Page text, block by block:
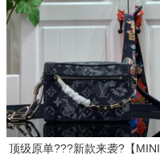
顶级原单???新款来袭?【MINI